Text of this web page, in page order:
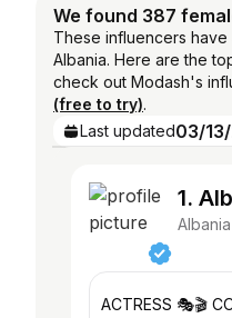
We found 387
These influencers
Albania. Here are the
check out Modash's
(free to try).
Last updated03/
1.
Albania
ACTRESS 🎭🎬